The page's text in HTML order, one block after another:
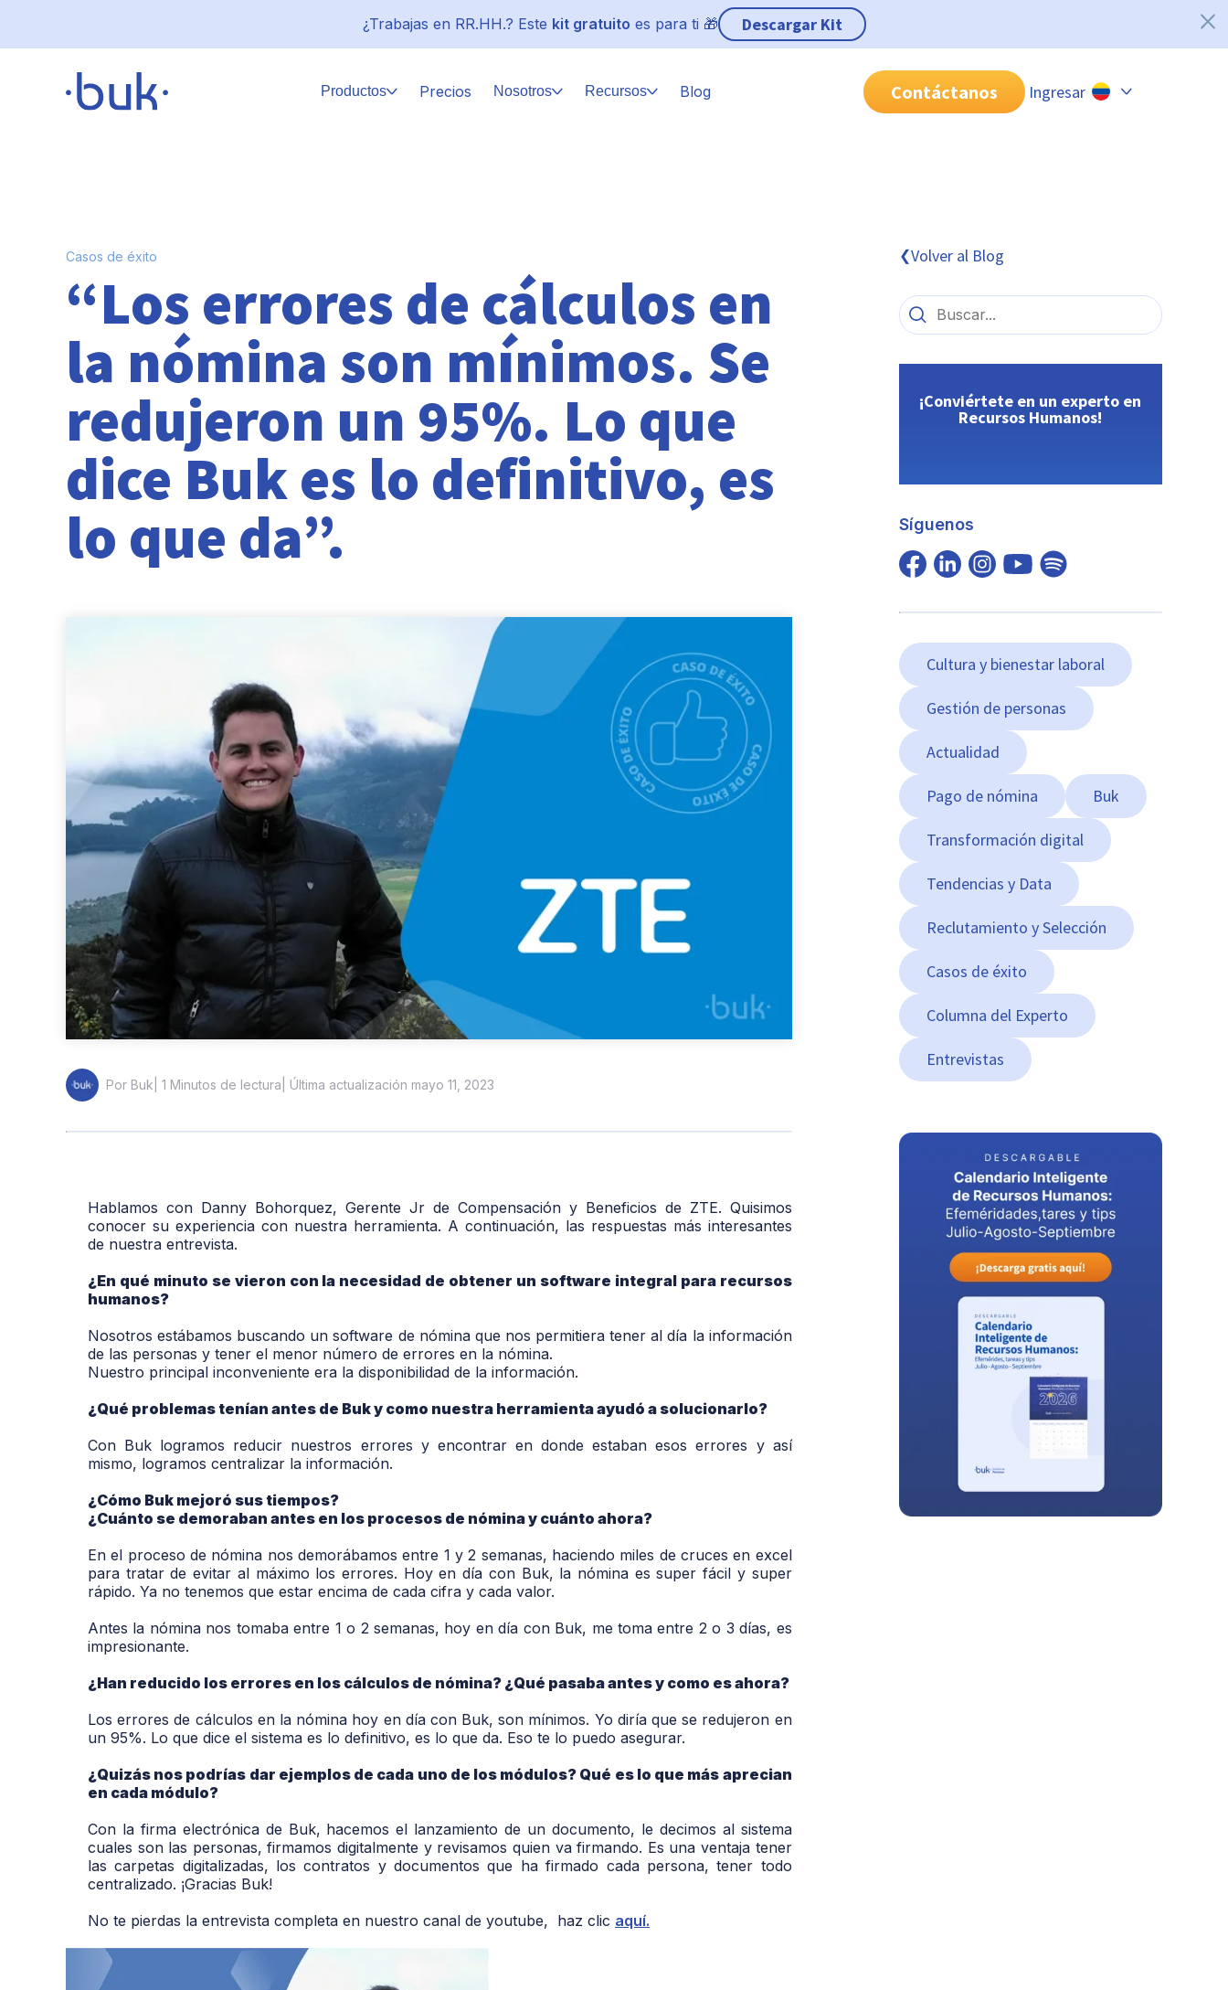
¿Trabajas en RR.HH.? Este kit gratuito es para ti 🎁 Descargar Kit
Productos Precios Nosotros Recursos Blog Contáctanos Ingresar
Casos de éxito
“Los errores de cálculos en
la nómina son mínimos. Se
redujeron un 95%. Lo que
dice Buk es lo definitivo, es
lo que da”.
Por Buk | 1 Minutos de lectura | Última actualización mayo 11, 2023
Hablamos con Danny Bohorquez, Gerente Jr de Compensación y Beneficios de ZTE. Quisimos
conocer su experiencia con nuestra herramienta. A continuación, las respuestas más interesantes
de nuestra entrevista.
¿En qué minuto se vieron con la necesidad de obtener un software integral para recursos
humanos?
Nosotros estábamos buscando un software de nómina que nos permitiera tener al día la información
de las personas y tener el menor número de errores en la nómina.
Nuestro principal inconveniente era la disponibilidad de la información.
¿Qué problemas tenían antes de Buk y como nuestra herramienta ayudó a solucionarlo?
Con Buk logramos reducir nuestros errores y encontrar en donde estaban esos errores y así
mismo, logramos centralizar la información.
¿Cómo Buk mejoró sus tiempos?
¿Cuánto se demoraban antes en los procesos de nómina y cuánto ahora?
En el proceso de nómina nos demorábamos entre 1 y 2 semanas, haciendo miles de cruces en excel
para tratar de evitar al máximo los errores. Hoy en día con Buk, la nómina es super fácil y super
rápido. Ya no tenemos que estar encima de cada cifra y cada valor.
Antes la nómina nos tomaba entre 1 o 2 semanas, hoy en día con Buk, me toma entre 2 o 3 días, es
impresionante.
¿Han reducido los errores en los cálculos de nómina? ¿Qué pasaba antes y como es ahora?
Los errores de cálculos en la nómina hoy en día con Buk, son mínimos. Yo diría que se redujeron en
un 95%. Lo que dice el sistema es lo definitivo, es lo que da. Eso te lo puedo asegurar.
¿Quizás nos podrías dar ejemplos de cada uno de los módulos? Qué es lo que más aprecian
en cada módulo?
Con la firma electrónica de Buk, hacemos el lanzamiento de un documento, le decimos al sistema
cuales son las personas, firmamos digitalmente y revisamos quien va firmando. Es una ventaja tener
las carpetas digitalizadas, los contratos y documentos que ha firmado cada persona, tener todo
centralizado. ¡Gracias Buk!
No te pierdas la entrevista completa en nuestro canal de youtube, haz clic aquí.
❮Volver al Blog
¡Conviértete en un experto en
Recursos Humanos!
Síguenos
Cultura y bienestar laboral
Gestión de personas
Actualidad
Pago de nómina Buk
Transformación digital
Tendencias y Data
Reclutamiento y Selección
Casos de éxito
Columna del Experto
Entrevistas